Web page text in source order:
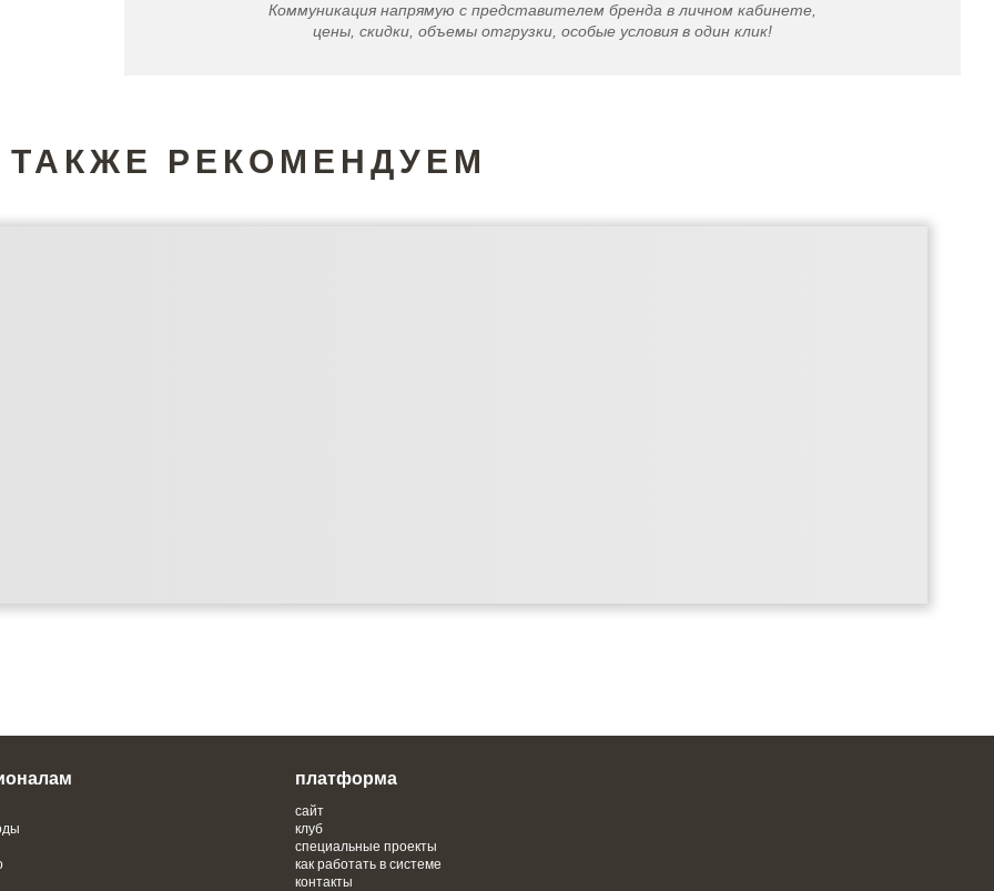
Коммуникация напрямую с представителем бренда в личном кабинете,
цены, скидки, объемы отгрузки, особые условия в один клик!
ТАКЖЕ РЕКОМЕНДУЕМ
платформа
сайт
клуб
специальные проекты
как работать в системе
контакты